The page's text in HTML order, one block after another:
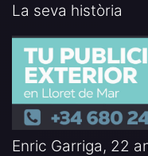
La seva història
Enric Garriga, 22